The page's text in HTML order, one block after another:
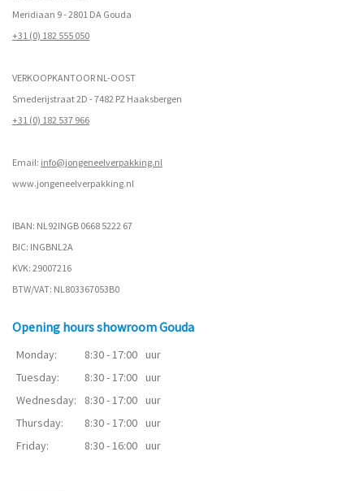
Meridiaan 9 - 2801 DA Gouda
+31 (0) 182 555 050
VERKOOPKANTOOR NL-OOST
Smederijstraat 2D - 7482 PZ Haaksbergen
+31 (0) 182 537 966
Email: info@jongeneelverpakking.nl
www.jongeneelverpakking.nl
IBAN: NL92INGB 0668 5222 67
BIC: INGBNL2A
KVK: 29007216
BTW/VAT: NL803367053B0
Opening hours showroom Gouda
Monday: 8:30 - 17:00 uur
Tuesday:
8:30 - 17:00 uur
Wednesday:
8:30 - 17:00 uur
Thursday:
8:30 - 17:00 uur
Friday:
8:30 - 16:00 uur